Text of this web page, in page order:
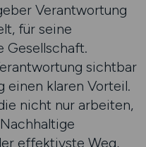
Verantwortung
für seine
Gesellschaft.
sichtbar
einen klaren Vorteil.
nicht nur arbeiten,
effektivste Weg,